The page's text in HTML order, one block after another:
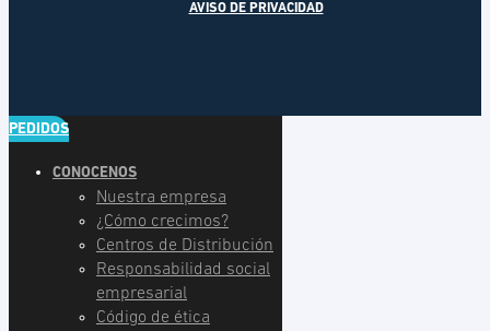
AVISO DE PRIVACIDAD
PEDIDOS
CONOCENOS
Nuestra empresa
¿Cómo crecimos?
Centros de Distribución
Responsabilidad social
empresarial
Código de ética